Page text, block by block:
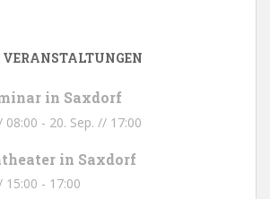
VERANSTALTUNGEN
in Saxdorf
08:00 - 20. Sep. // 17:00
in Saxdorf
15:00 - 17:00